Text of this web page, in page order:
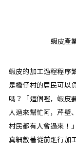
蝦皮產
蝦皮的加工過程程序
是橋仔村的居民可以
嗎？「這個喔，蝦皮
人過來幫忙阿，芹壁
村民都有人會過來！
真細數著從前進行加